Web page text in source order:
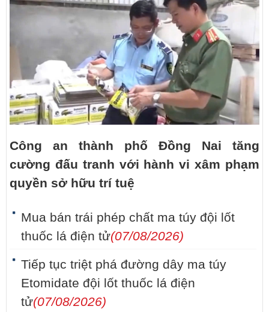
Công an thành phố Đồng Nai tăng
cường đấu tranh với hành vi xâm phạm
quyền sở hữu trí tuệ
Mua bán trái phép chất ma túy đội lốt
thuốc lá điện tử(07/08/2026)
Tiếp tục triệt phá đường dây ma túy
Etomidate đội lốt thuốc lá điện
tử(07/08/2026)